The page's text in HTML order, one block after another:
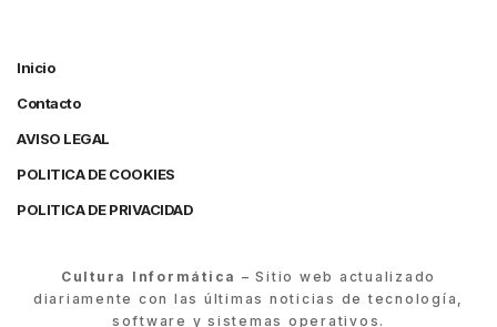
Inicio
Contacto
AVISO LEGAL
POLITICA DE COOKIES
POLITICA DE PRIVACIDAD
Cultura Informática – Sitio web actualizado
diariamente con las últimas noticias de tecnología,
software y sistemas operativos.